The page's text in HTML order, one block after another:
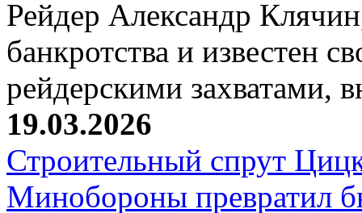
Рейдер Александр
банкротства и известен
рейдерскими захватами,
19.03.2026
Строительный спрут
Минобороны превратил